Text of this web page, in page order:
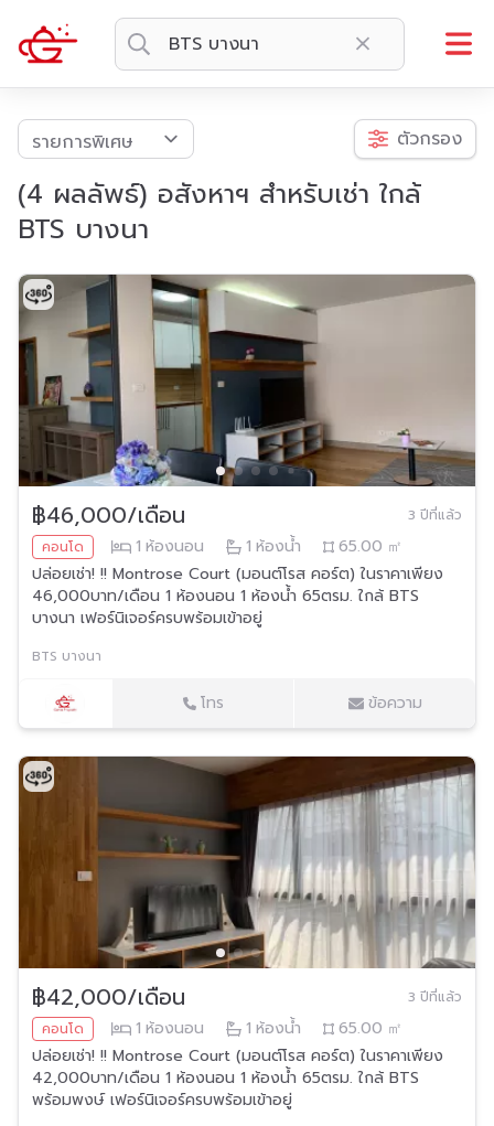
(4 ผลลัพธ์) อสังหาฯ สำหรับเช่า ใกล้
BTS บางนา
ตัวกรอง
฿46,000/เดือน
3 ปีที่แล้ว
คอนโด
1 ห้องนอน 1 ห้องน้ำ 65.00 ㎡
ปล่อยเช่า! !! Montrose Court (มอนต์โรส คอร์ต) ในราคาเพียง
46,000บาท/เดือน 1 ห้องนอน 1 ห้องน้ำ 65ตรม. ใกล้ BTS
บางนา เฟอร์นิเจอร์ครบพร้อมเข้าอยู่
BTS บางนา
โทร ข้อความ
฿42,000/เดือน
3 ปีที่แล้ว
คอนโด
1 ห้องนอน 1 ห้องน้ำ 65.00 ㎡
ปล่อยเช่า! !! Montrose Court (มอนต์โรส คอร์ต) ในราคาเพียง
42,000บาท/เดือน 1 ห้องนอน 1 ห้องน้ำ 65ตรม. ใกล้ BTS
พร้อมพงษ์ เฟอร์นิเจอร์ครบพร้อมเข้าอยู่